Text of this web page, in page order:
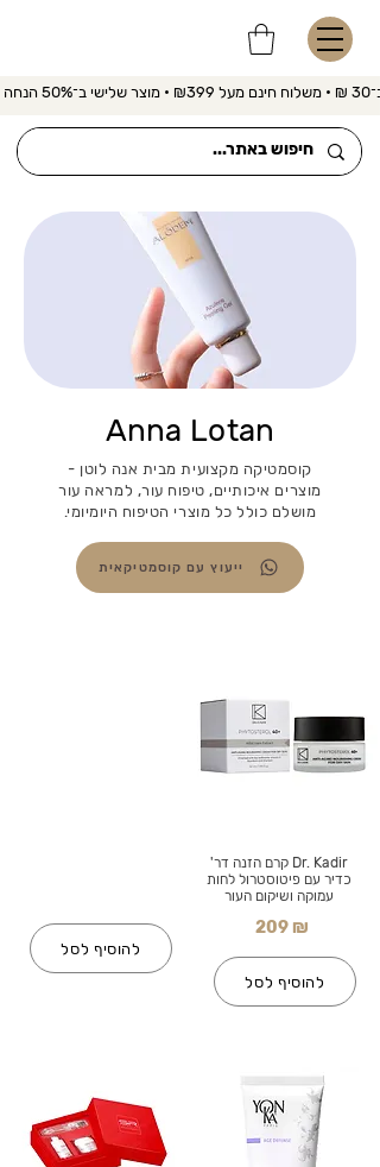
הנחה
Anna Lotan
קוסמטיקה מקצועית מבית אנה לוטן -
מוצרים איכותיים, טיפוח עור, למראה עור
מושלם כולל כל מוצרי הטיפוח היומיומי.
ייעוץ עם קוסמטיקאית
להוסיף לסל
Dr. Kadir קרם הזנה דר'
כדיר עם פיטוסטרול לחות
עמוקה ושיקום העור
209 ₪
להוסיף לסל